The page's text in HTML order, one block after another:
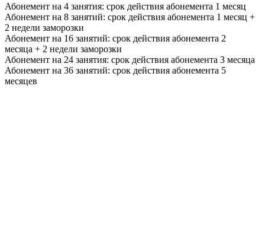
Абонемент на 4 занятия: срок действия абонемента 1 месяц
Абонемент на 8 занятий: срок действия абонемента 1 месяц +
2 недели заморозки
Абонемент на 16 занятий: срок действия абонемента 2
месяца + 2 недели заморозки
Абонемент на 24 занятия: срок действия абонемента 3 месяца
Абонемент на 36 занятий: срок действия абонемента 5
месяцев